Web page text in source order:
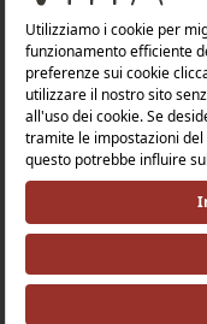
Informativa sulla
Politica in materia
Politica